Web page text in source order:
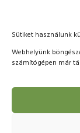
Sütiket használunk
Webhelyünk
számítógépen már